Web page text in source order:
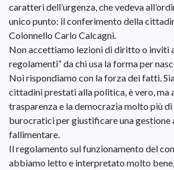
caratteri dell’urgenza, che vedeva
unico punto: il conferimento della
Colonnello Carlo Calcagni.
Non accettiamo lezioni di diritto o inviti
regolamenti” da chi usa la forma per
Noi rispondiamo con la forza dei fatti.
cittadini prestati alla politica, è vero, ma
trasparenza e la democrazia molto più
burocratici per giustificare una
fallimentare.
Il regolamento sul funzionamento del
abbiamo letto e interpretato molto